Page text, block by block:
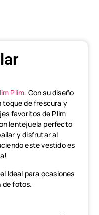
Plim. Con su diseño
toque de frescura y
favoritos de Plim
lentejuela perfecto
y disfrutar al
este vestido es
Ideal para ocasiones
de fotos.